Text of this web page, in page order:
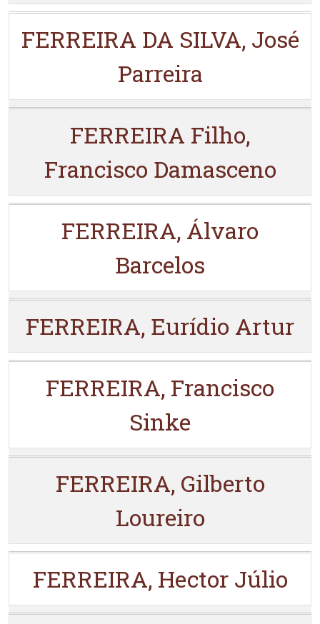
FERREIRA DA SILVA, José
Parreira
FERREIRA Filho,
Francisco Damasceno
FERREIRA, Álvaro
Barcelos
FERREIRA, Eurídio Artur
FERREIRA, Francisco
Sinke
FERREIRA, Gilberto
Loureiro
FERREIRA, Hector Júlio